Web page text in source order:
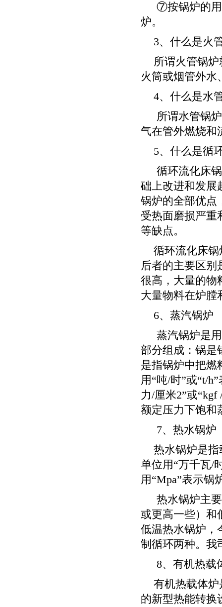
⑦按锅炉的用
炉。
3、什么是火
所谓火管锅
火筒或烟管外水
4、什么是水
所谓水管锅
气在管外燃烧和
5、什么是循
循环流化床
础上改进和发展
锅炉的全部优点
受热面磨损严重
等缺点。
循环流化床
后者的主要区别
很高，大量的物
大量物料在炉膛
6、蒸汽锅炉
蒸汽锅炉是
部分组成：锅是
是指锅炉中把燃
用“吨/时”或“t/
力/厘米2”或
额定压力下饱和
7、热水锅炉
热水锅炉是
单位用“万千瓦/
用“Mpa”表示锅
热水锅炉主
或更高一些）和
低温热水锅炉，
制循环两种。我
8、有机热载
有机热载体
的新型热能转换